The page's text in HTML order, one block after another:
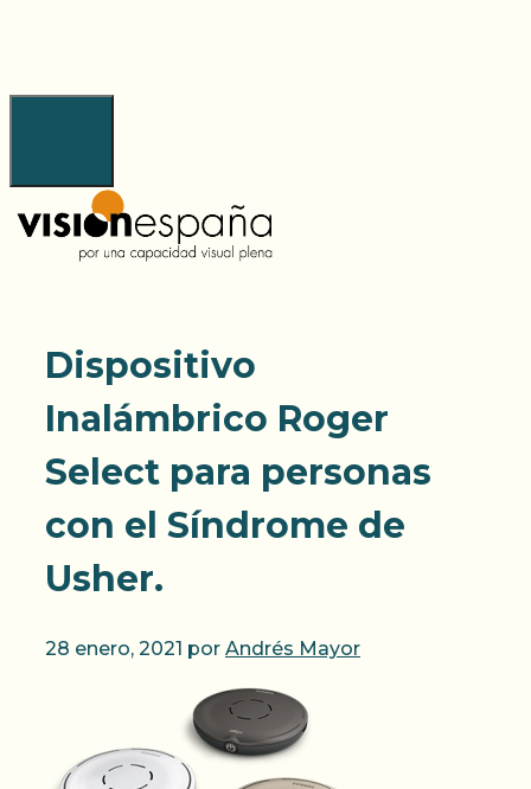
Dispositivo
Inalámbrico Roger
Select para personas
con el Síndrome de
Usher.
28 enero, 2021 por Andrés Mayor